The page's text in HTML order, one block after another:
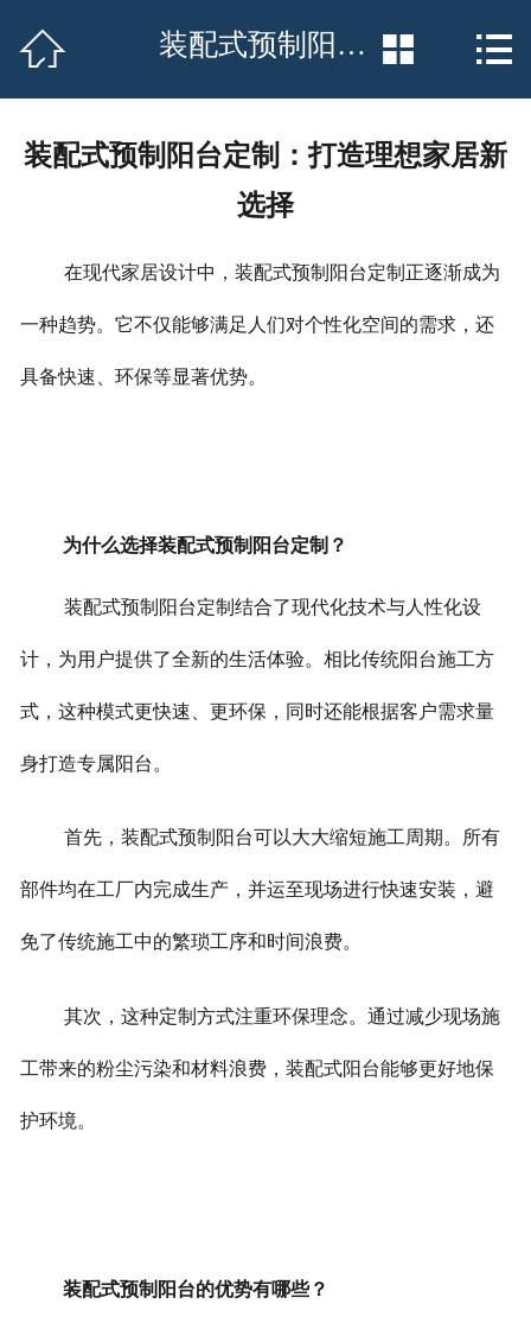
厂房场景
荣誉资质
产品中心
 装配式预制阳台定制：打造理想家居新选择  
装配式预制阳台定制：打造理想家居新
选择
在现代家居设计中，装配式预制阳台定制正逐渐成为
一种趋势。它不仅能够满足人们对个性化空间的需求，还
具备快速、环保等显著优势。
为什么选择装配式预制阳台定制？
装配式预制阳台定制结合了现代化技术与人性化设
计，为用户提供了全新的生活体验。相比传统阳台施工方
式，这种模式更快速、更环保，同时还能根据客户需求量
身打造专属阳台。
首先，装配式预制阳台可以大大缩短施工周期。所有
部件均在工厂内完成生产，并运至现场进行快速安装，避
免了传统施工中的繁琐工序和时间浪费。
其次，这种定制方式注重环保理念。通过减少现场施
工带来的粉尘污染和材料浪费，装配式阳台能够更好地保
护环境。
装配式预制阳台的优势有哪些？